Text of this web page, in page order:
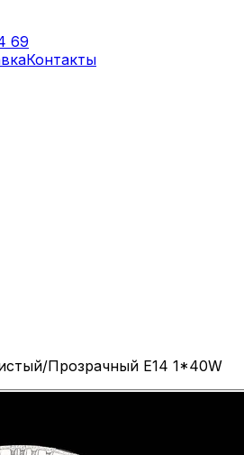
69
Контакты
Прозрачный E14 1*40W